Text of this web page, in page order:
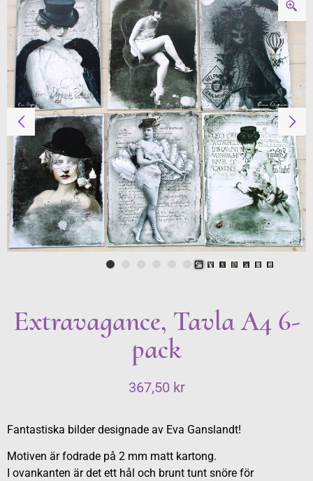
Extravagance, Tavla A4 6-
pack
367,50 kr
Fantastiska bilder designade av Eva Ganslandt!
Motiven är fodrade på 2 mm matt kartong.
I ovankanten är det ett hål och brunt tunt snöre för